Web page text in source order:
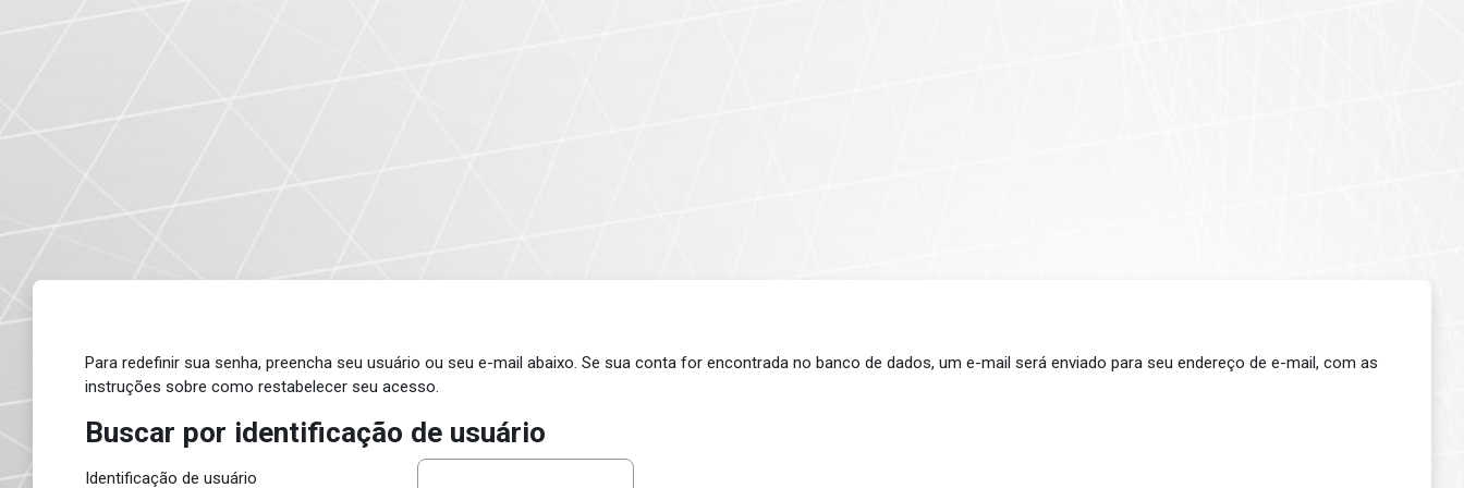
Para redefinir sua senha, preencha seu usuário ou seu e-mail abaixo. Se sua conta for encontrada no banco de dados, um e-mail será enviado para seu endereço de e-mail, com as
instruções sobre como restabelecer seu acesso.
Buscar por identificação de usuário
Buscar por identificação de usuário
Identificação de usuário